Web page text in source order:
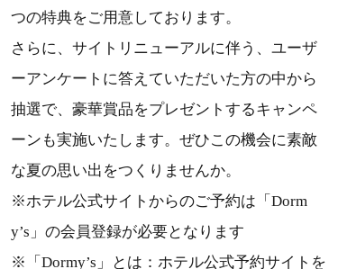
つの特典をご用意しております。
さらに、サイトリニューアルに伴う、ユーザ
ーアンケートに答えていただいた方の中から
抽選で、豪華賞品をプレゼントするキャンペ
ーンも実施いたします。ぜひこの機会に素敵
な夏の思い出をつくりませんか。
※ホテル公式サイトからのご予約は「Dorm
y’s」の会員登録が必要となります
※「Dormy’s」とは：ホテル公式予約サイトを